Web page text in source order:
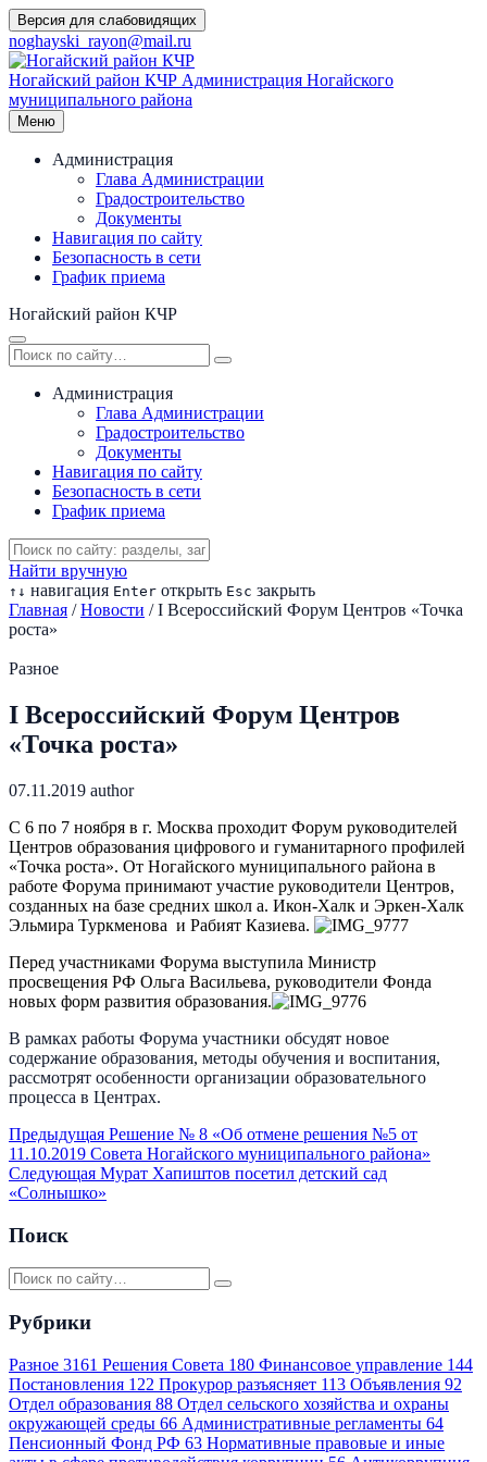
Перейти
к
содержимому
Версия для слабовидящих
noghayski_rayon@mail.ru
Ногайский район КЧР Администрация Ногайского
муниципального района
Меню
Администрация
Глава Администрации
Градостроительство
Документы
Навигация по сайту
Безопасность в сети
График приема
Ногайский район КЧР
Администрация
Глава Администрации
Градостроительство
Документы
Навигация по сайту
Безопасность в сети
График приема
Найти вручную
↑ ↓ навигация Enter открыть Esc закрыть
Главная / Новости / I Всероссийский Форум Центров «Точка
роста»
Разное
I Всероссийский Форум Центров
«Точка роста»
07.11.2019 author
С 6 по 7 ноября в г. Москва проходит Форум руководителей
Центров образования цифрового и гуманитарного профилей
«Точка роста». От Ногайского муниципального района в
работе Форума принимают участие руководители Центров,
созданных на базе средних школ а. Икон-Халк и Эркен-Халк
Эльмира Туркменова и Рабият Казиева.
Перед участниками Форума выступила Министр
просвещения РФ Ольга Васильева, руководители Фонда
новых форм развития образования.
В рамках работы Форума участники обсудят новое
содержание образования, методы обучения и воспитания,
рассмотрят особенности организации образовательного
процесса в Центрах.
Предыдущая Решение № 8 «Об отмене решения №5 от
11.10.2019 Совета Ногайского муниципального района»
Следующая Мурат Хапиштов посетил детский сад
«Солнышко»
Поиск
Рубрики
Разное 3161 Решения Совета 180 Финансовое управление 144
Постановления 122 Прокурор разъясняет 113 Объявления 92
Отдел образования 88 Отдел сельского хозяйства и охраны
окружающей среды 66 Административные регламенты 64
Пенсионный Фонд РФ 63 Нормативные правовые и иные